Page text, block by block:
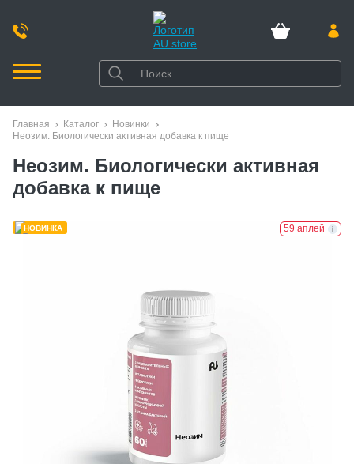
Главная Каталог
Новинки
Неозим. Биологически активная добавка к пище
Неозим. Биологически активная
добавка к пище
59 аплей